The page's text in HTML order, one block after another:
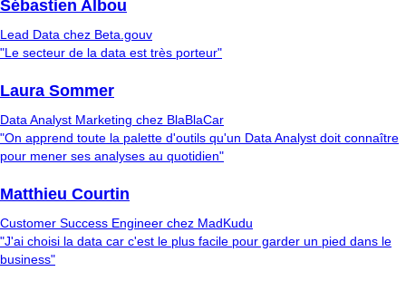
Sébastien Albou
Lead Data chez Beta.gouv
"Le secteur de la data est très porteur"
Laura Sommer
Data Analyst Marketing chez BlaBlaCar
"On apprend toute la palette d'outils qu'un Data Analyst doit connaître
pour mener ses analyses au quotidien"
Matthieu Courtin
Customer Success Engineer chez MadKudu
"J'ai choisi la data car c'est le plus facile pour garder un pied dans le
business"